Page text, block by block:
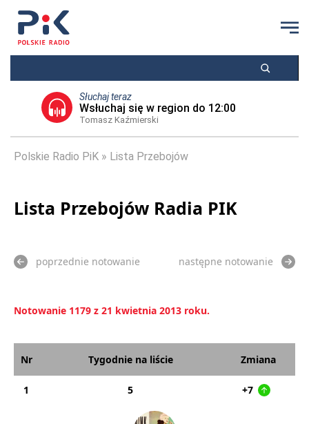
Słuchaj teraz
Wsłuchaj się w region do 12:00
Tomasz Kaźmierski
Polskie Radio PiK Lista Przebojów
Lista Przebojów Radia PIK
poprzednie notowanie następne notowanie
Notowanie 1179 z 21 kwietnia 2013 roku.
Nr Tygodnie na liście Zmiana
1 5 +7